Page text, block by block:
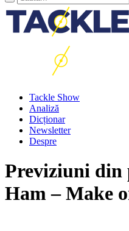
Tackle Show
Analiză
Dicționar
Newsletter
Despre
Previziuni din
Ham – Make